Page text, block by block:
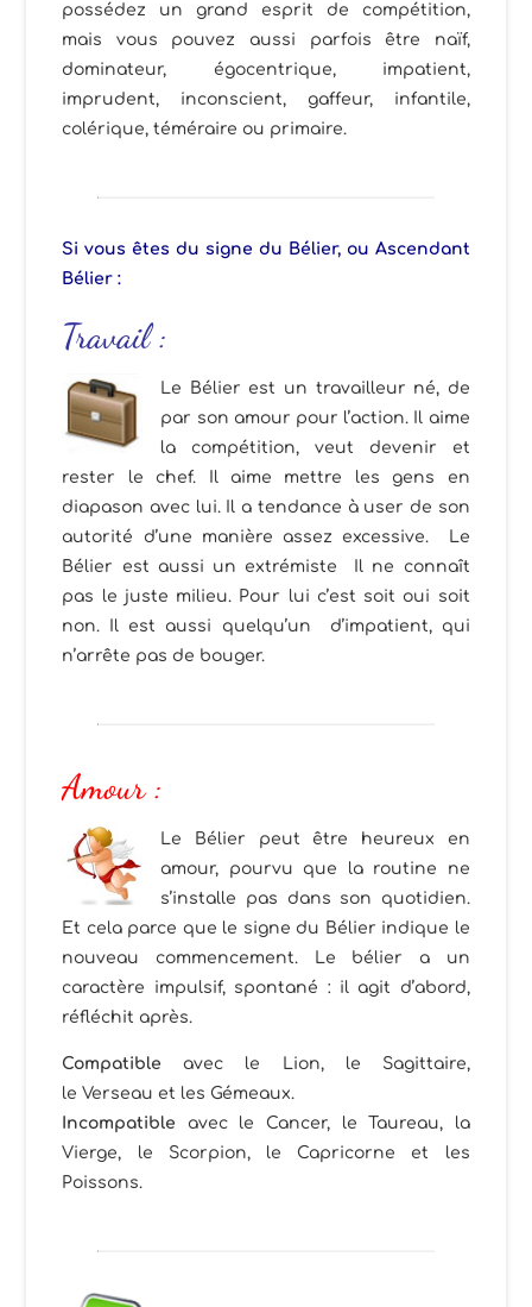
possédez un grand esprit de compétition,
mais vous pouvez aussi parfois être naïf,
dominateur, égocentrique, impatient,
imprudent, inconscient, gaffeur, infantile,
colérique, téméraire ou primaire.
Si vous êtes du signe du Bélier, ou Ascendant
Bélier :
Travail :
Le Bélier est un travailleur né, de
par son amour pour l’action. Il aime
la compétition, veut devenir et
rester le chef. Il aime mettre les gens en
diapason avec lui. Il a tendance à user de son
autorité d’une manière assez excessive. Le
Bélier est aussi un extrémiste Il ne connaît
pas le juste milieu. Pour lui c’est soit oui soit
non. Il est aussi quelqu’un d’impatient, qui
n’arrête pas de bouger.
Amour :
Le Bélier peut être heureux en
amour, pourvu que la routine ne
s’installe pas dans son quotidien.
Et cela parce que le signe du Bélier indique le
nouveau commencement. Le bélier a un
caractère impulsif, spontané : il agit d’abord,
réfléchit après.
Compatible avec le Lion, le Sagittaire,
le Verseau et les Gémeaux.
Incompatible avec le Cancer, le Taureau, la
Vierge, le Scorpion, le Capricorne et les
Poissons.